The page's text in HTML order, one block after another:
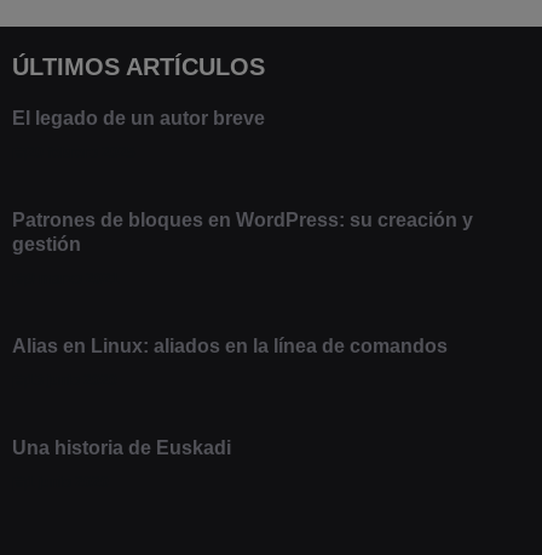
ÚLTIMOS ARTÍCULOS
El legado de un autor breve
Patrones de bloques en WordPress: su creación y
gestión
Alias en Linux: aliados en la línea de comandos
Una historia de Euskadi